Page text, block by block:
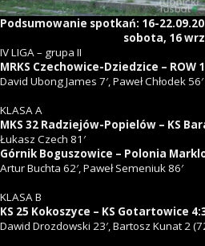
Podsumowanie spotkań: 16-
sobota, 16
IV LIGA – grupa II
MRKS Czechowice-Dziedzice – ROW
David Ubong James 7′, Paweł Chłodek 56′
KLASA A
MKS 32 Radziejów-Popielów – KS
Łukasz Czech 81′
Górnik Boguszowice – Polonia
Artur Buchta 62′, Paweł Semeniuk 86′
KLASA B
KS 25 Kokoszyce – KS Gotartowice
Dawid Drozdowski 23′, Bartosz Kunat 2